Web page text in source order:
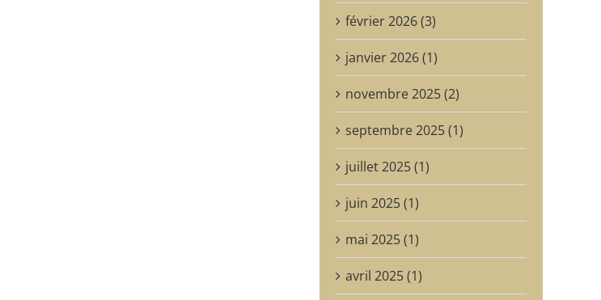
février 2026 (3)
janvier 2026 (1)
novembre 2025 (2)
septembre 2025 (1)
juillet 2025 (1)
juin 2025 (1)
mai 2025 (1)
avril 2025 (1)